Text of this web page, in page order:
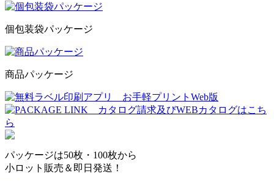
個包装袋パッケージ
商品パッケージ
パッケージは50枚・100枚から
小ロット販売＆即日発送！